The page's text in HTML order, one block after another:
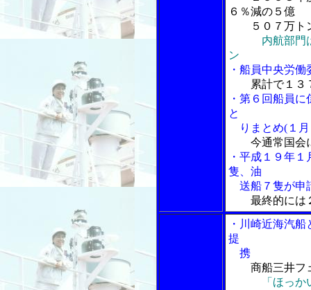
６％減の５億
５０７万ト
内航部門は
ン
・船員中央労
累計で１３
・第６回船員
と
りまとめ(１月
今通常国会
・平成１９年
隻、油
送船７隻が申
最終的には
・川崎近海汽
提
携
商船三井フ
「ほっ